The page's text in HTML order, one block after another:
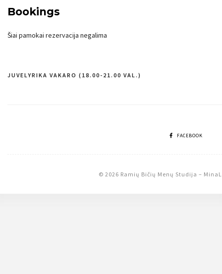
Bookings
Šiai pamokai rezervacija negalima
Navigacija
JUVELYRIKA VAKARO (18.00-21.00 VAL.)
FACEBOOK
© 2026 Ramių Bičių Menų Studija –